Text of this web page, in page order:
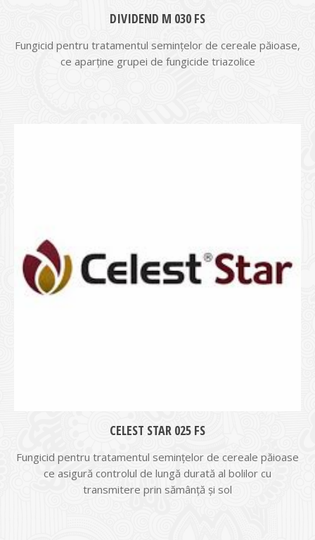
DIVIDEND M 030 FS
Fungicid pentru tratamentul semințelor de cereale păioase,
ce aparține grupei de fungicide triazolice
CELEST STAR 025 FS
Fungicid pentru tratamentul seminţelor de cereale păioase
ce asigură controlul de lungă durată al bolilor cu
transmitere prin sămânţă şi sol